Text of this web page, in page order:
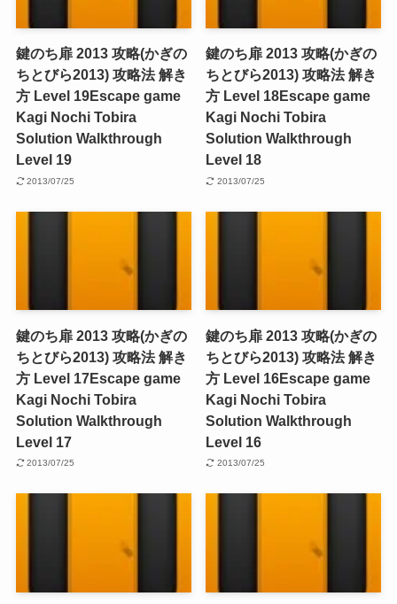
鍵のち扉 2013 攻略(かぎの
ちとびら2013) 攻略法 解き
方 Level 19Escape game
Kagi Nochi Tobira
Solution Walkthrough
Level 19
2013/07/25
鍵のち扉 2013 攻略(かぎの
ちとびら2013) 攻略法 解き
方 Level 18Escape game
Kagi Nochi Tobira
Solution Walkthrough
Level 18
2013/07/25
鍵のち扉 2013 攻略(かぎの
ちとびら2013) 攻略法 解き
方 Level 17Escape game
Kagi Nochi Tobira
Solution Walkthrough
Level 17
2013/07/25
鍵のち扉 2013 攻略(かぎの
ちとびら2013) 攻略法 解き
方 Level 16Escape game
Kagi Nochi Tobira
Solution Walkthrough
Level 16
2013/07/25